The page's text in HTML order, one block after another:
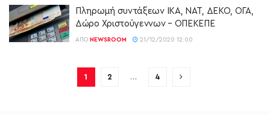
Πληρωμή συντάξεων ΙΚΑ, ΝΑΤ, ΔΕΚΟ, ΟΓΑ,
Δώρο Χριστούγεννων – ΟΠΕΚΕΠΕ
ΑΠΌ NEWSROOM 21/12/2020 12:00
1 2 … 4